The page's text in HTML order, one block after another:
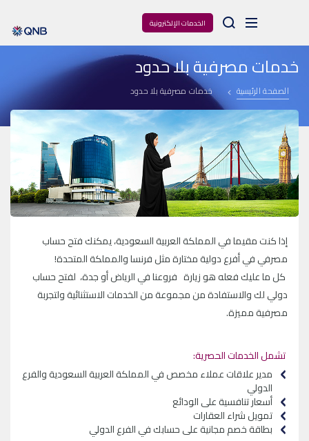
الخدمات الإلكترونية Arama
خدمات مصرفية بلا حدود
الصفحة الرئيسية خدمات مصرفية بلا حدود
إذا كنت مقيما في المملكة العربية السعودية، يمكنك فتح حساب
مصرفي في أفرع دولية مختارة مثل فرنسا والمملكة المتحدة!
كل ما عليك فعله هو زيارة فروعنا في الرياض أو جدة، لفتح حساب
دولي لك والاستفادة من مجموعة من الخدمات الاستثنائية ولتجربة
مصرفية مميزة.
تشمل الخدمات الحصرية:
مدير علاقات عملاء مخصص في المملكة العربية السعودية والفرع
الدولي
أسعار تنافسية على الودائع
تمويل شراء العقارات
بطاقة خصم مجانية على حسابك في الفرع الدولي